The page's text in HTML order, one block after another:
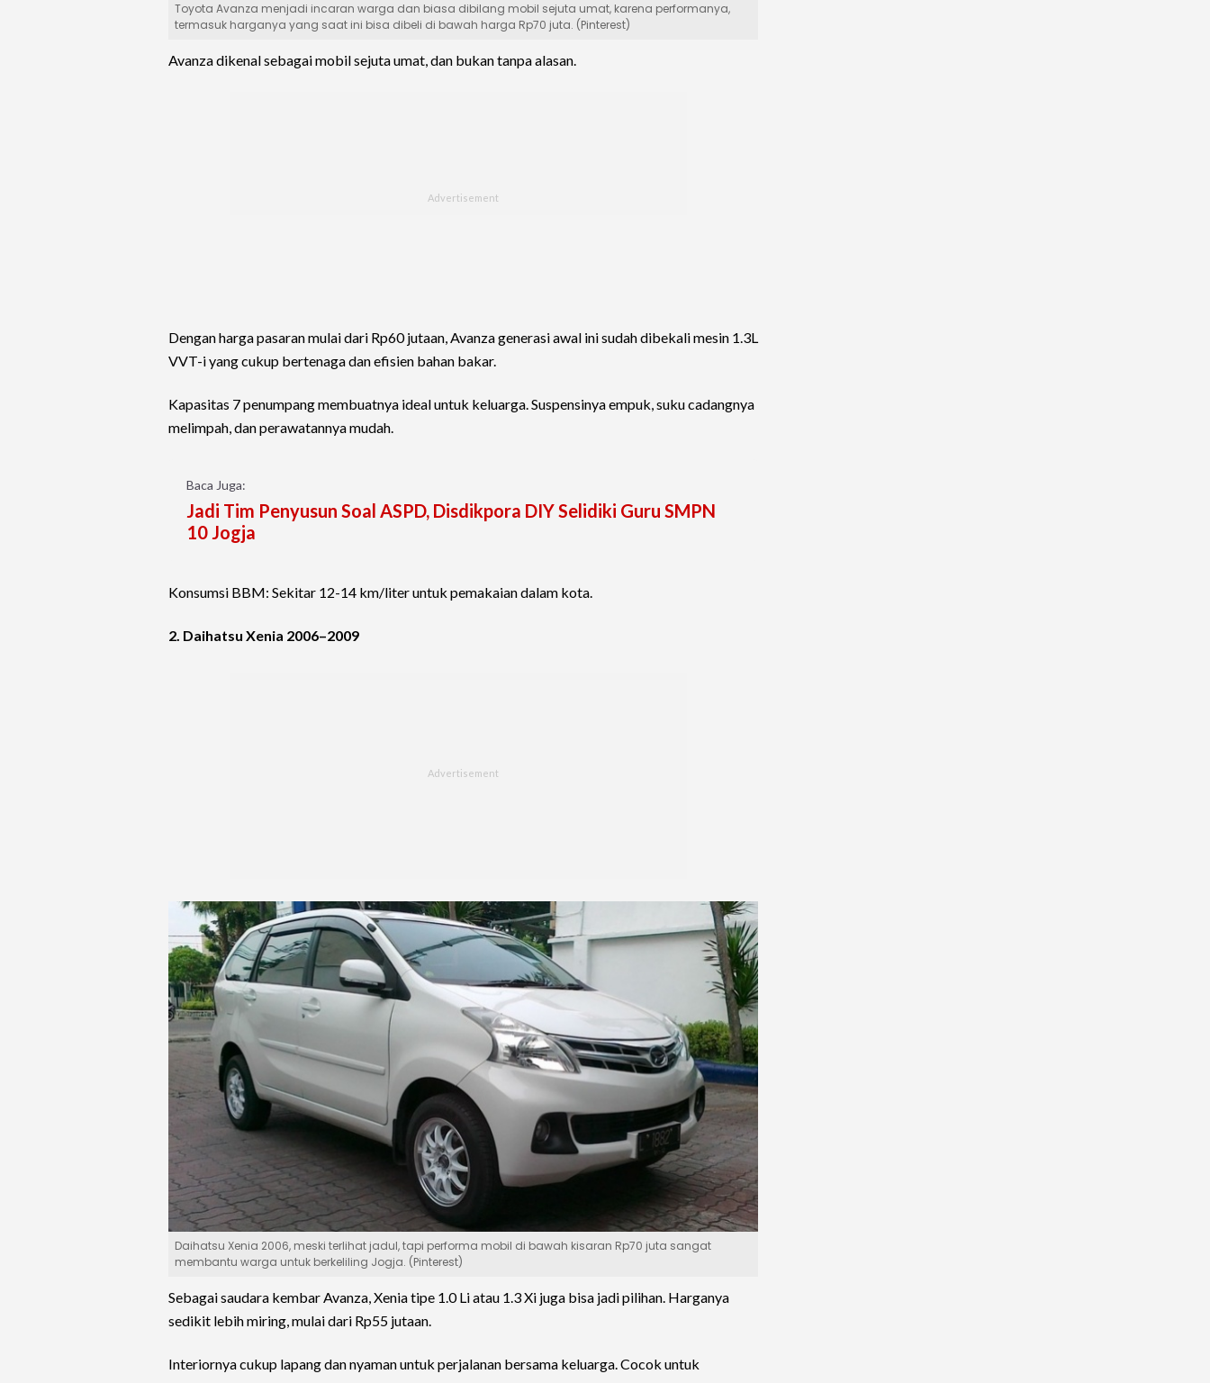
Toyota Avanza menjadi incaran warga dan biasa dibilang mobil sejuta umat, karena performanya,
termasuk harganya yang saat ini bisa dibeli di bawah harga Rp70 juta. (Pinterest)
Avanza dikenal sebagai mobil sejuta umat, dan bukan tanpa alasan.
Dengan harga pasaran mulai dari Rp60 jutaan, Avanza generasi awal ini sudah dibekali mesin 1.3L
VVT-i yang cukup bertenaga dan efisien bahan bakar.
Kapasitas 7 penumpang membuatnya ideal untuk keluarga. Suspensinya empuk, suku cadangnya
melimpah, dan perawatannya mudah.
Baca Juga:
Jadi Tim Penyusun Soal ASPD, Disdikpora DIY Selidiki Guru SMPN
10 Jogja
Konsumsi BBM: Sekitar 12-14 km/liter untuk pemakaian dalam kota.
2. Daihatsu Xenia 2006–2009
Daihatsu Xenia 2006, meski terlihat jadul, tapi performa mobil di bawah kisaran Rp70 juta sangat
membantu warga untuk berkeliling Jogja. (Pinterest)
Sebagai saudara kembar Avanza, Xenia tipe 1.0 Li atau 1.3 Xi juga bisa jadi pilihan. Harganya
sedikit lebih miring, mulai dari Rp55 jutaan.
Interiornya cukup lapang dan nyaman untuk perjalanan bersama keluarga. Cocok untuk